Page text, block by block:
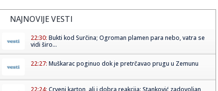
NAJNOVIJE VESTI
22:30: Bukti kod Surčina; Ogroman plamen para nebo, vatra se
vidi širo...
22:27: Muškarac poginuo dok je pretrčavao prugu u Zemunu
22:24: Crveni karton, ali i dobra reakcija: Stanković zadovoljan